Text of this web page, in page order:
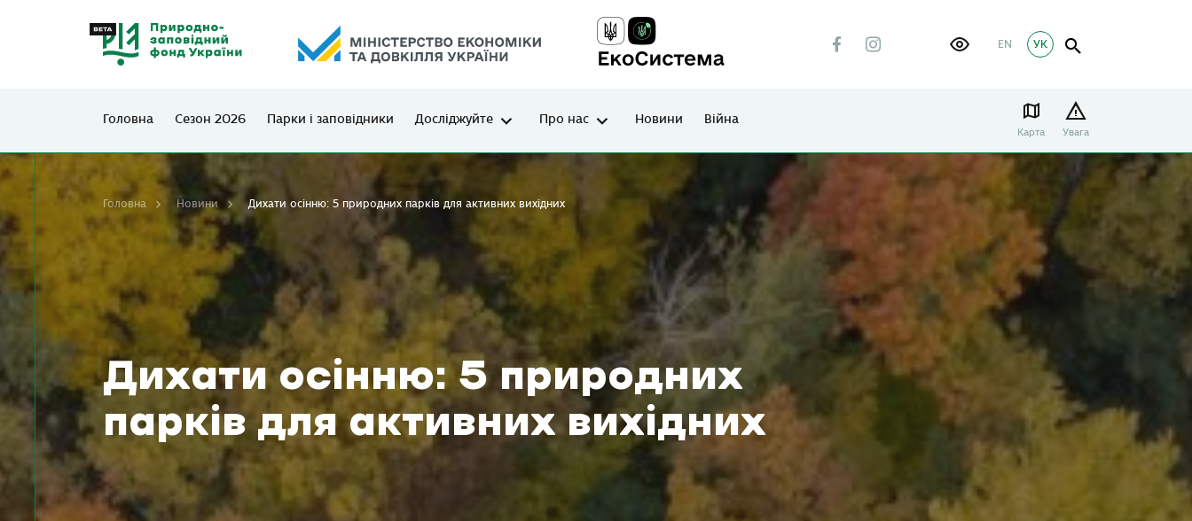
УК
EN
Головна Сезон 2026 Парки і заповідники Досліджуйте Про нас Новини Війна
Карта Увага
Дихати осінню: 5 природних
парків для активних вихідних
Головна Новини Дихати осінню: 5 природних парків для активних вихідних